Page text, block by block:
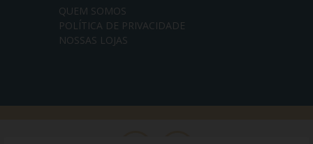
QUEM SOMOS
POLÍTICA DE PRIVACIDADE
NOSSAS LOJAS